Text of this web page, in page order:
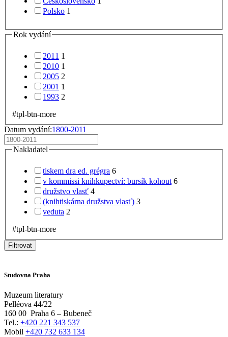
Polsko 1
Rok vydání
2011 1
2010 1
2005 2
2001 1
1993 2
#tpl-btn-more
Datum vydání:1800-2011
Nakladatel
tiskem dra ed. grégra 6
v kommissi knihkupectví: bursík kohout 6
družstvo vlasť 4
(knihtiskárna družstva vlasť) 3
veduta 2
#tpl-btn-more
Filtrovat
Studovna Praha
Muzeum literatury
Pelléova 44/22
160 00 Praha 6 – Bubeneč
Tel.: +420 221 343 537
Mobil +420 732 633 134